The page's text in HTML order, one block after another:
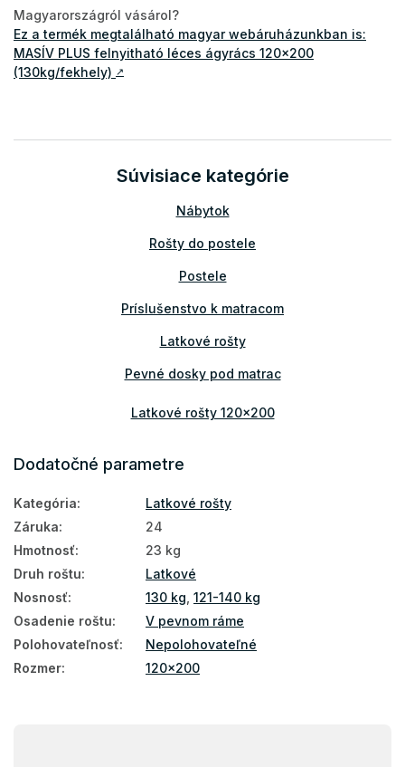
Magyarországról vásárol?
Ez a termék megtalálható magyar webáruházunkban is:
MASÍV PLUS felnyitható léces ágyrács 120x200
(130kg/fekhely) ↗
Súvisiace kategórie
Nábytok
Rošty do postele
Postele
Príslušenstvo k matracom
Latkové rošty
Pevné dosky pod matrac
Latkové rošty 120x200
Dodatočné parametre
Kategória:
Latkové rošty
Záruka:
24
Hmotnosť:
23 kg
Druh roštu:
Latkové
Nosnosť: 130 kg 121-140 kg
Osadenie roštu:
V pevnom ráme
Polohovateľnosť:
Nepolohovateľné
Rozmer: 120x200